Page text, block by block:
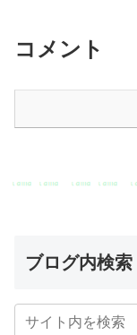
コメント
ブログ内検索